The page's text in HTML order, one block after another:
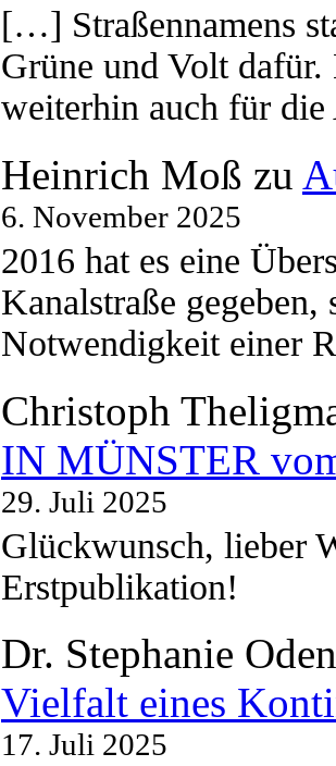
[…] Straßennamens
Grüne und Volt
weiterhin auch für
Heinrich Moß zu
6. November 2025
2016 hat es eine
Kanalstraße
Notwendigkeit einer
Christoph
IN MÜNSTER
29. Juli 2025
Glückwunsch, lieber
Erstpublikation!
Dr. Stephanie
Vielfalt eines
17. Juli 2025